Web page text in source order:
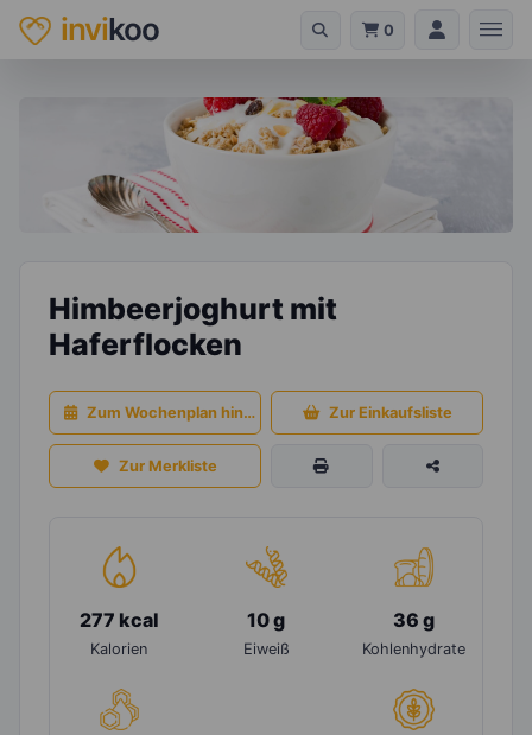
invikoo 0
Himbeerjoghurt mit
Haferflocken
Zum Wochenplan hinzufügen Zur Einkaufsliste
Zur Merkliste
277 kcal
Kalorien
10 g
Eiweiß
36 g
Kohlenhydrate